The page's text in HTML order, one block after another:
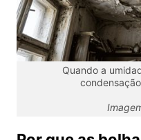
Quando a